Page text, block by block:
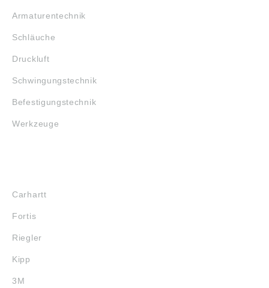
Armaturentechnik
Schläuche
Druckluft
Schwingungstechnik
Befestigungstechnik
Werkzeuge
Carhartt
Fortis
Riegler
Kipp
3M